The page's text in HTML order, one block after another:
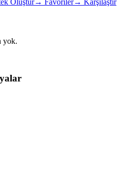
Oluştur→ Favoriler→ Karşılaştır
yok.